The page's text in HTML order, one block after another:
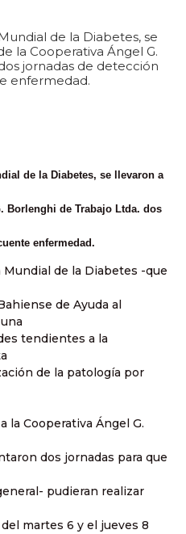
de la Diabetes, se
la Cooperativa Ángel G.
jornadas de detección
enfermedad.
de la Diabetes, se llevaron a
Borlenghi de Trabajo Ltda. dos
enfermedad.
de la Diabetes -que
de Ayuda al
tendientes a la
de la patología por
la Cooperativa Ángel G.
dos jornadas para que
pudieran realizar
martes 6 y el jueves 8